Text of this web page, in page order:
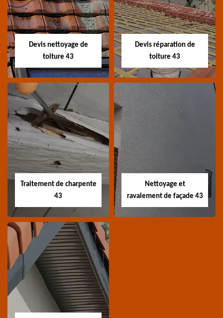
Entreprise recherche
fuite de toiture 43
Devis toiture 43 Haute-
Loire
Devis nettoyage de
toiture 43
Devis nettoyage de
toiture 43
Devis nettoyage de
toiture 43 Haute-Loire
Devis réparation de
toiture 43
toiture 43
Devis réparation de
toiture 43 Haute-Loire
Traitement de charpente
43
Traitement de
charpente 43
Spécialiste en
traitement de
Nettoyage et
ravalement de façade 43